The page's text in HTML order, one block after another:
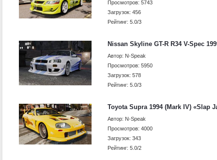
Просмотров: 5743
Загрузок: 456
Рейтинг: 5.0/3
Nissan Skyline GT-R R34 V-Spec
Автор: N-Speak
Просмотров: 5950
Загрузок: 578
Рейтинг: 5.0/3
Toyota Supra 1994 (Mark IV) «Slap
Автор: N-Speak
Просмотров: 4000
Загрузок: 343
Рейтинг: 5.0/2